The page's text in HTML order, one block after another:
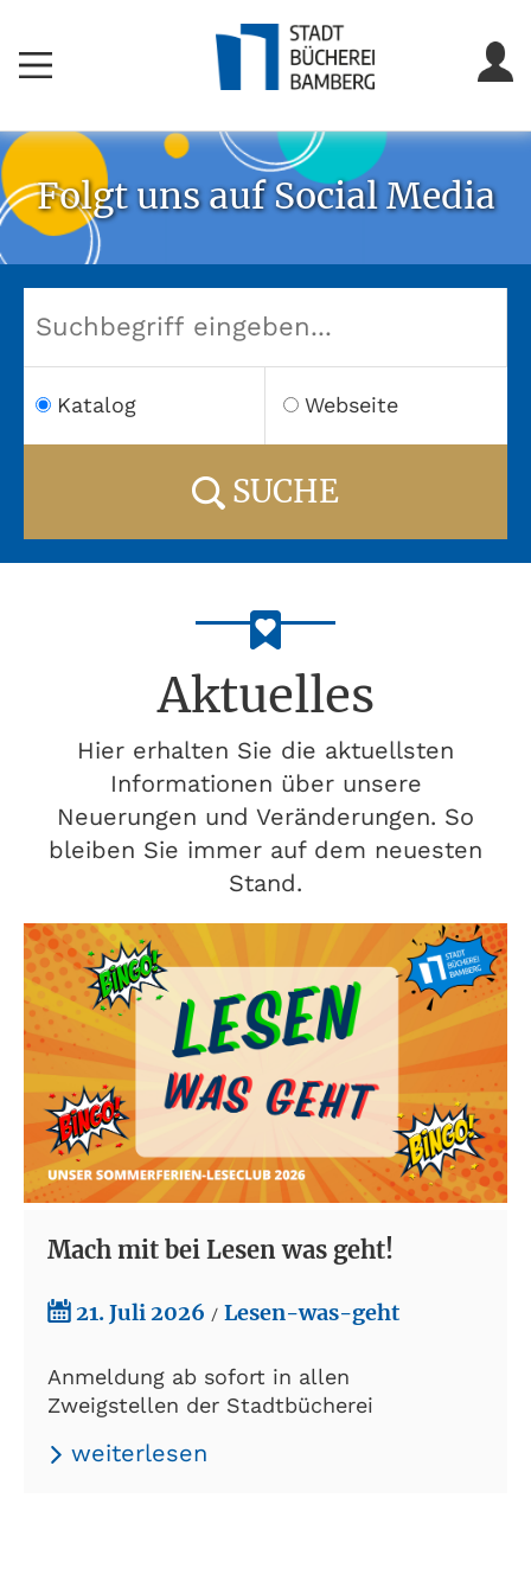
Folgt uns auf Social Media
Katalog Webseite
SUCHE
Aktuelles
Hier erhalten Sie die aktuellsten
Informationen über unsere
Neuerungen und Veränderungen. So
bleiben Sie immer auf dem neuesten
Stand.
Mach mit bei Lesen was geht!
21. Juli 2026 / Lesen-was-geht
Anmeldung ab sofort in allen
Zweigstellen der Stadtbücherei
weiterlesen